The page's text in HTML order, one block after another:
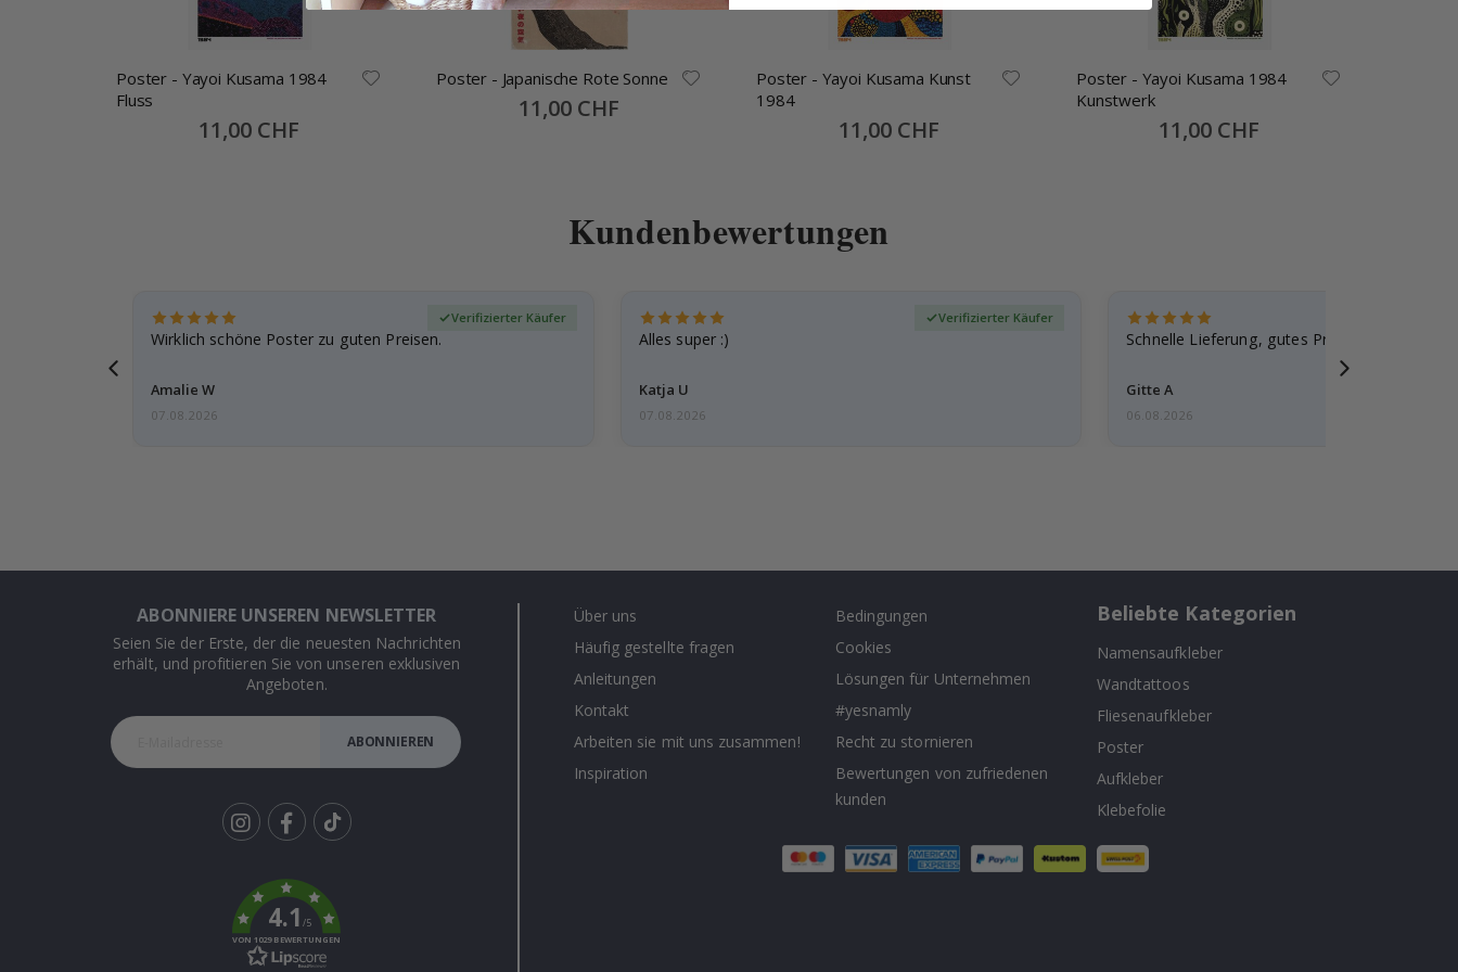
Poster - Yayoi Kusama 1984
Fluss
Special
Price
11,00 CHF
Poster - Japanische Rote Sonne
Special
Price
11,00 CHF
Poster - Yayoi Kusama Kunst
1984
Special
Price
11,00 CHF
Poster - Yayoi Kusama 1984
Kunstwerk
Special
Price
11,00 CHF
Kundenbewertungen
Wirklich schöne Poster zu guten Preisen.
Amalie W
Verifizierter Käufer
07.08.2026
Alles super :)
Katja U
Verifizierter Käufer
07.08.2026
Schnelle Lieferung, gutes Produkt
Gitte A
06.08.2026
ABONNIERE UNSEREN NEWSLETTER
Seien Sie der Erste, der die neuesten Nachrichten
erhält, und profitieren Sie von unseren exklusiven
Angeboten.
ABONNIEREN
k
4.1/5
VON 1029 BEWERTUNGEN
Über uns
Häufig gestellte fragen
Anleitungen
Kontakt
Arbeiten sie mit uns zusammen!
Inspiration
Bedingungen
Cookies
Lösungen für Unternehmen
#yesnamly
Recht zu stornieren
Bewertungen von zufriedenen
kunden
Beliebte Kategorien
Namensaufkleber
Wandtattoos
Fliesenaufkleber
Poster
Aufkleber
Klebefolie